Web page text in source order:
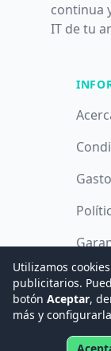
continua
IT de tu
© 2008 -2026
Utilizamos
publicitarios.
botón Aceptar,
más y